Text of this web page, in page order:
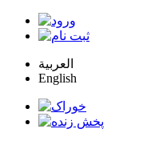
العربية
English